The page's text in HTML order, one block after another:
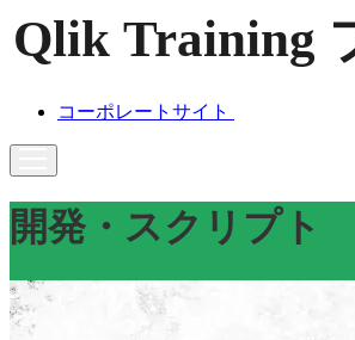
コーポレートサイト
開発・スクリプト